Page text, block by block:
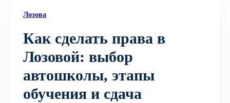
Лозова
Как сделать права в
Лозовой: выбор
автошколы, этапы
обучения и сдача